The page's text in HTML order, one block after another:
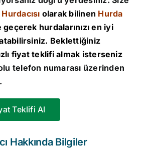
olarak bilinen Hurda
hurdalarınızı en iyi
Beklettiğiniz
fiyat teklifi almak isterseniz
telefon numarası üzerinden
Teklifi Al
Hakkında Bilgiler